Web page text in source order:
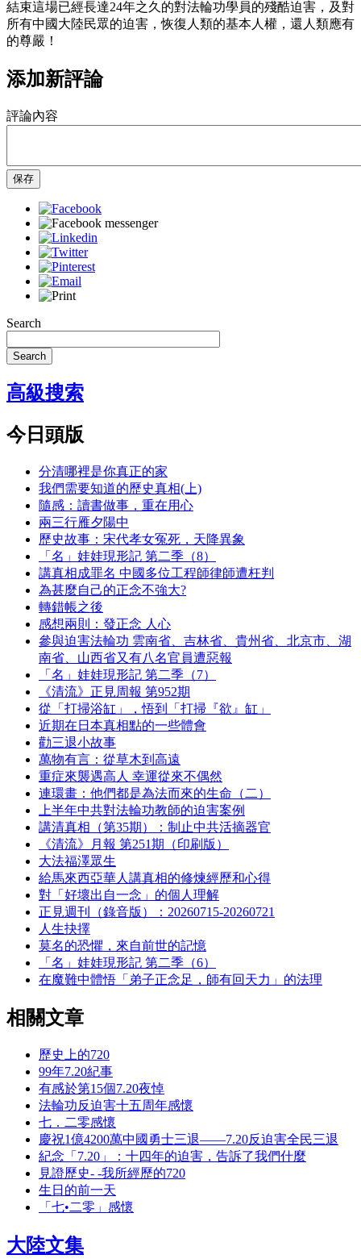
結束這場已經長達24年之久的對法輪功學員的殘酷迫害，及對
所有中國大陸民眾的迫害，恢復人類的基本人權，還人類應有
的尊嚴！
添加新評論
評論內容
保存
Search
Search
高級搜索
今日頭版
分清哪裡是你真正的家
我們需要知道的歷史真相(上)
隨感：讀書做事，重在用心
兩三行雁夕陽中
歷史故事：宋代孝女冤死，天降異象
「名」娃娃現形記 第二季（8）
講真相成罪名 中國多位工程師律師遭枉判
為甚麼自己的正念不強大?
轉錯帳之後
感想兩則：發正念 人心
參與迫害法輪功 雲南省、吉林省、貴州省、北京市、湖
南省、山西省又有八名官員遭惡報
「名」娃娃現形記 第二季（7）
《清流》正見周報 第952期
從「打掃浴缸」，悟到「打掃『欲』缸」
近期在日本真相點的一些體會
勸三退小故事
萬物有言：從草木到高遠
重症來襲遇高人 幸運從來不偶然
連環畫：他們都是為法而來的生命（二）
上半年中共對法輪功教師的迫害案例
講清真相（第35期）：制止中共活摘器官
《清流》月報 第251期（印刷版）
大法福澤眾生
給馬來西亞華人講真相的修煉經歷和心得
對「好壞出自一念」的個人理解
正見週刊（錄音版）：20260715-20260721
人生抉擇
莫名的恐懼，來自前世的記憶
「名」娃娃現形記 第二季（6）
在魔難中體悟「弟子正念足，師有回天力」的法理
相關文章
歷史上的720
99年7.20紀事
有感於第15個7.20夜悼
法輪功反迫害十五周年感懷
七．二零感懷
慶祝1億4200萬中國勇士三退——7.20反迫害全民三退
紀念「7.20」：十四年的迫害，告訴了我們什麼
見證歷史- -我所經歷的720
生日的前一天
「七•二零」感懷
大陸文集